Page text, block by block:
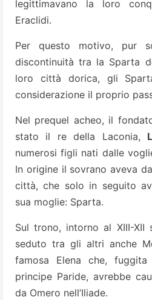
legittimavano la loro
Eraclidi.
Per questo motivo, pur
discontinuità tra la Sparta
loro città dorica, gli
considerazione il proprio
Nel prequel acheo, il
stato il re della Laconia,
numerosi figli nati dalle
In origine il sovrano aveva
città, che solo in seguito
sua moglie: Sparta.
Sul trono, intorno al XIII-XII
seduto tra gli altri anche
famosa Elena che,
principe Paride, avrebbe
da Omero nell’Iliade.